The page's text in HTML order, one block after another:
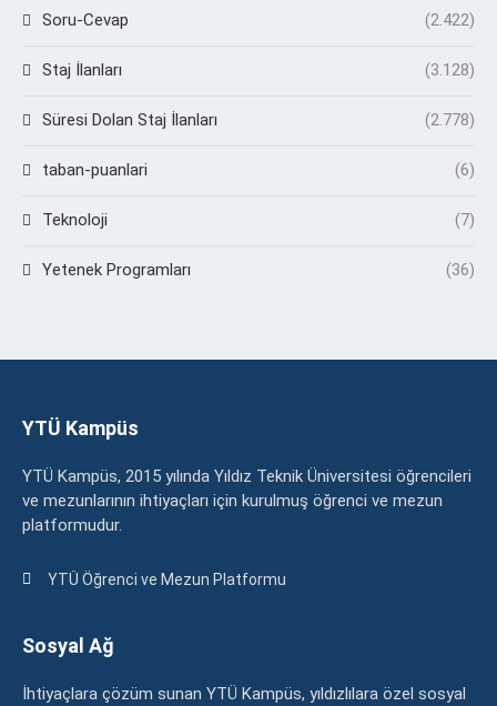
Soru-Cevap (2.422)
Staj İlanları (3.128)
Süresi Dolan Staj İlanları (2.778)
taban-puanlari (6)
Teknoloji (7)
Yetenek Programları (36)
YTÜ Kampüs
YTÜ Kampüs, 2015 yılında Yıldız Teknik Üniversitesi öğrencileri
ve mezunlarının ihtiyaçları için kurulmuş öğrenci ve mezun
platformudur.
YTÜ Öğrenci ve Mezun Platformu
Sosyal Ağ
İhtiyaçlara çözüm sunan YTÜ Kampüs, yıldızlılara özel sosyal